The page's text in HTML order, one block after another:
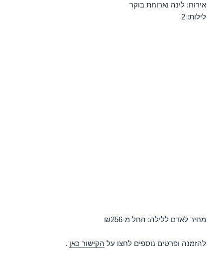
אירוח: לינה וארוחת בוקר
לילות: 2
מחיר לאדם ללילה: החל מ-₪256
להזמנה ופרטים נוספים לחצו על הקישור כאן .